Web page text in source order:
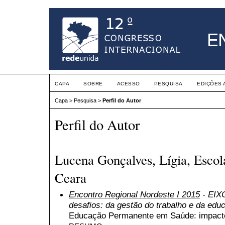
CAPA SOBRE ACESSO PESQUISA EDIÇÕES
Capa > Pesquisa > Perfil do Autor
Perfil do Autor
Lucena Gonçalves, Lígia,
Ceara
Encontro Regional Nordeste I 2015-
desafios: da gestão do trabalho e da
Educação Permanente em Saúde: